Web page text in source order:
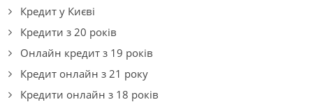
Кредит у Києві
Кредити з 20 років
Онлайн кредит з 19 років
Кредит онлайн з 21 року
Кредити онлайн з 18 років